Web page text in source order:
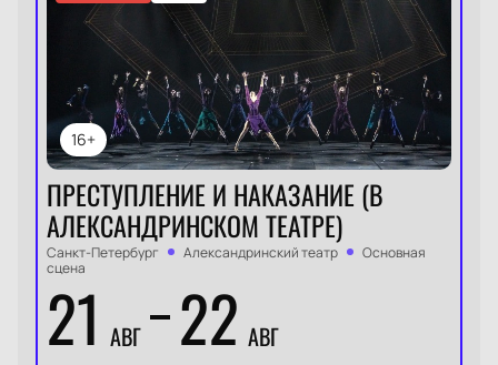
16+
ПРЕСТУПЛЕНИЕ И НАКАЗАНИЕ (В
АЛЕКСАНДРИНСКОМ ТЕАТРЕ)
Санкт-Петербург Александринский театр
Основная
сцена
21 АВГ 22 АВГ